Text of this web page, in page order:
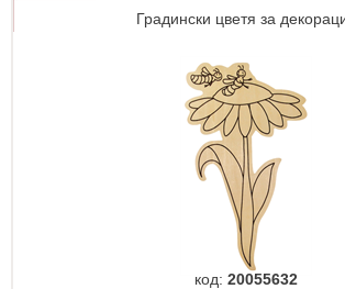
Градински цветя за
код: 20055632